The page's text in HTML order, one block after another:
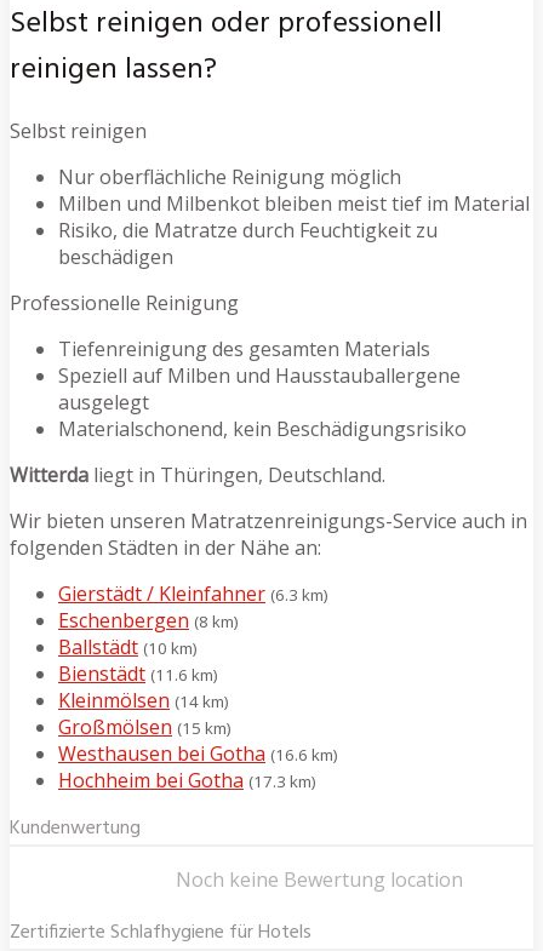
Selbst reinigen oder professionell
reinigen lassen?
Selbst reinigen
Nur oberflächliche Reinigung möglich
Milben und Milbenkot bleiben meist tief im Material
Risiko, die Matratze durch Feuchtigkeit zu
beschädigen
Professionelle Reinigung
Tiefenreinigung des gesamten Materials
Speziell auf Milben und Hausstauballergene
ausgelegt
Materialschonend, kein Beschädigungsrisiko
Witterda liegt in Thüringen, Deutschland.
Wir bieten unseren Matratzenreinigungs-Service auch in
folgenden Städten in der Nähe an:
Gierstädt / Kleinfahner (6.3 km)
Eschenbergen (8 km)
Ballstädt (10 km)
Bienstädt (11.6 km)
Kleinmölsen (14 km)
Großmölsen (15 km)
Westhausen bei Gotha (16.6 km)
Hochheim bei Gotha (17.3 km)
Kundenwertung
Noch keine Bewertung location
Zertifizierte Schlafhygiene für Hotels